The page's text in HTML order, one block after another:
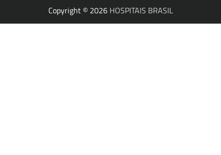
Copyright © 2026 HOSPITAIS BRASIL